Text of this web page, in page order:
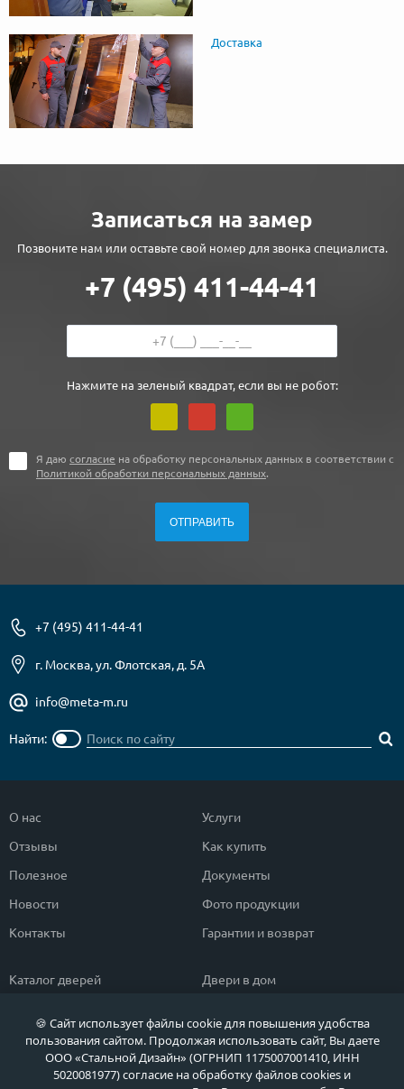
Доставка
Записаться на замер
Позвоните нам или оставьте свой номер для звонка специалиста.
+7 (495) 411-44-41
Нажмите на зеленый квадрат, если вы не робот:
Я даю согласие на обработку персональных данных в соответствии с
Политикой обработки персональных данных.
+7 (495) 411-44-41
г. Москва, ул. Флотская, д. 5А
info@meta-m.ru
Найти:
О нас
Отзывы
Полезное
Новости
Контакты
Услуги
Как купить
Документы
Фото продукции
Гарантии и возврат
Каталог дверей
Популярные двери
Быстрый подбор двери
Двери в дом
Двери в квартиру
Тамбурные двери
🍪 Сайт использует файлы cookie для повышения удобства
пользования сайтом. Продолжая использовать сайт, Вы даете
ООО «Стальной Дизайн» (ОГРНИП 1175007001410, ИНН
5020081977) согласие на обработку файлов cookies и